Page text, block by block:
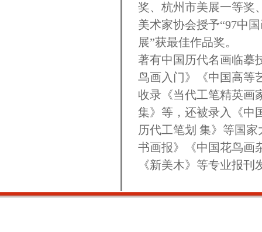
奖、杭州市美展一等奖
美术家协会授予“97中
展”获最佳作品奖。
著有中国历代名画临摹
鸟画入门》《中国高等
收录《当代工笔精英画
集》等，还被录入《中
历代工笔划 集》等国
书画报》《中国花鸟画
《新美木》等专业报刊